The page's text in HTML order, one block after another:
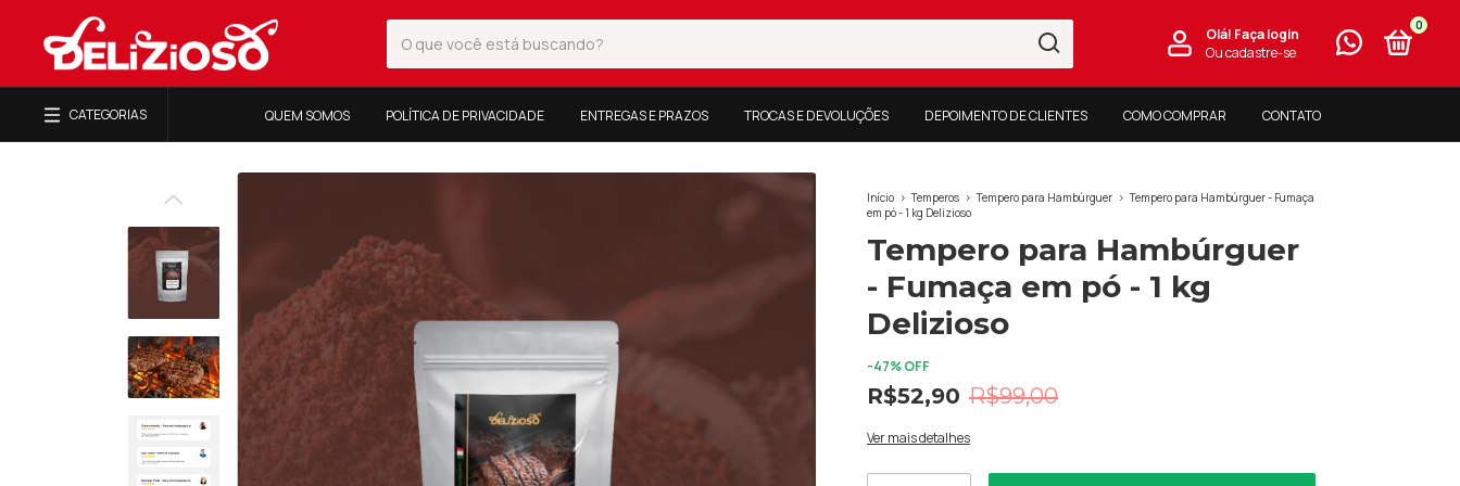
Olá! Faça login
Ou cadastre-se
0
CATEGORIAS QUEM SOMOS POLÍTICA DE PRIVACIDADE ENTREGAS E PRAZOS TROCAS E DEVOLUÇÕES DEPOIMENTO DE CLIENTES COMO COMPRAR CONTATO
Início > Temperos > Tempero para Hambúrguer > Tempero para Hambúrguer - Fumaça
em pó - 1 kg Delizioso
Tempero para Hambúrguer
- Fumaça em pó - 1 kg
Delizioso
-47% OFF
R$52,90 R$99,00
Ver mais detalhes